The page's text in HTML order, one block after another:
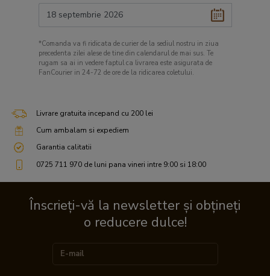
*Comanda va fi ridicata de curier de la sediul nostru in ziua
precedenta zilei alese de tine din calendarul de mai sus. Te
rugam sa ai in vedere faptul ca livrarea este asigurata de
FanCourier in 24-72 de ore de la ridicarea coletului.
Livrare gratuita incepand cu 200 lei
Cum ambalam si expediem
Garantia calitatii
0725 711 970 de luni pana vineri intre 9:00 si 18:00
Înscrieți-vă la newsletter și obțineți
o reducere dulce!